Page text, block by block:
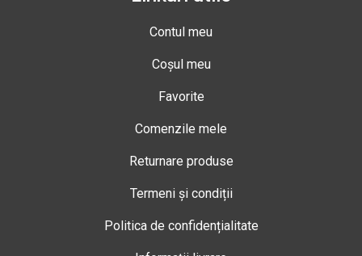
Contul meu
Coșul meu
Favorite
Comenzile mele
Returnare produse
Termeni și condiții
Politica de confidențialitate